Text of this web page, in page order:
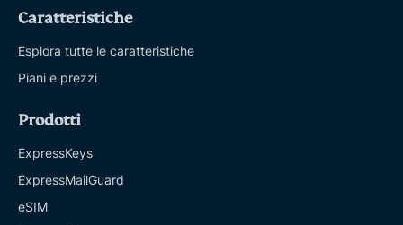
Caratteristiche
Esplora tutte le caratteristiche
Piani e prezzi
Prodotti
ExpressKeys
ExpressMailGuard
eSIM